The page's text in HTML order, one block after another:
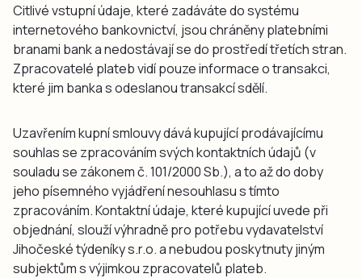
Citlivé vstupní údaje, které zadáváte do systému
internetového bankovnictví, jsou chráněny platebními
branami bank a nedostávají se do prostředí třetích stran.
Zpracovatelé plateb vidí pouze informace o transakci,
které jim banka s odeslanou transakcí sdělí.
Uzavřením kupní smlouvy dává kupující prodávajícímu
souhlas se zpracováním svých kontaktních údajů (v
souladu se zákonem č. 101/2000 Sb.), a to až do doby
jeho písemného vyjádření nesouhlasu s tímto
zpracováním. Kontaktní údaje, které kupující uvede při
objednání, slouží výhradně pro potřebu vydavatelství
Jihočeské týdeníky s.r.o. a nebudou poskytnuty jiným
subjektům s výjimkou zpracovatelů plateb.